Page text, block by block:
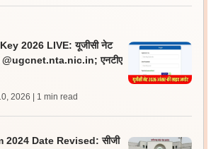
2026 LIVE: यूजीसी नेट
@ugcnet.nta.nic.in; एनटीए
2026 | 1 min read
2024 Date Revised: सीजी